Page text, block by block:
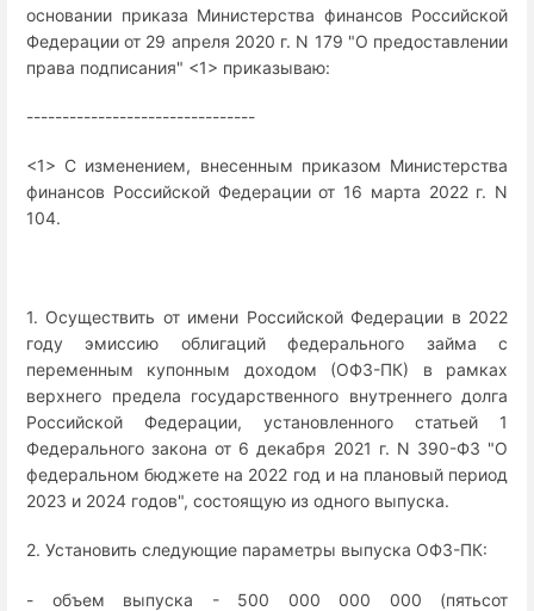
основании приказа Министерства финансов Российской
Федерации от 29 апреля 2020 г. N 179 "О предоставлении
права подписания" <1> приказываю:
--------------------------------
<1> С изменением, внесенным приказом Министерства
финансов Российской Федерации от 16 марта 2022 г. N
104.
1. Осуществить от имени Российской Федерации в 2022
году эмиссию облигаций федерального займа с
переменным купонным доходом (ОФЗ-ПК) в рамках
верхнего предела государственного внутреннего долга
Российской Федерации, установленного статьей 1
Федерального закона от 6 декабря 2021 г. N 390-ФЗ "О
федеральном бюджете на 2022 год и на плановый период
2023 и 2024 годов", состоящую из одного выпуска.
2. Установить следующие параметры выпуска ОФЗ-ПК:
- объем выпуска - 500 000 000 000 (пятьсот